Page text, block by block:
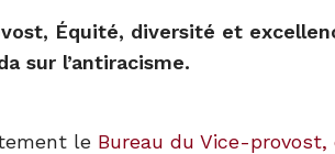
Équité, diversité et
sur l’antiracisme.
le Bureau du Vice-